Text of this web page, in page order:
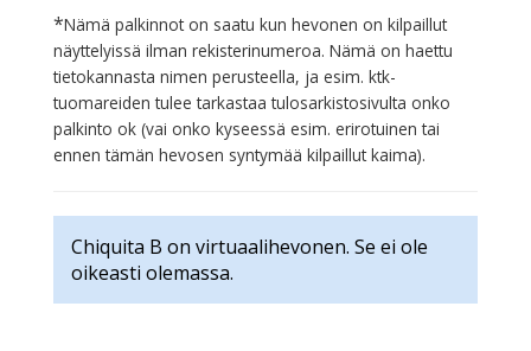
*Nämä palkinnot on saatu kun hevonen on kilpaillut
näyttelyissä ilman rekisterinumeroa. Nämä on haettu
tietokannasta nimen perusteella, ja esim. ktk-
tuomareiden tulee tarkastaa tulosarkistosivulta onko
palkinto ok (vai onko kyseessä esim. erirotuinen tai
ennen tämän hevosen syntymää kilpaillut kaima).
Chiquita B on virtuaalihevonen. Se ei ole
oikeasti olemassa.